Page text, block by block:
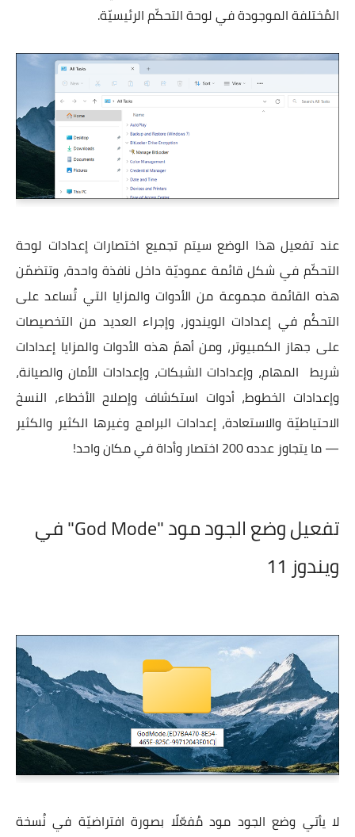
المُختلفة الموجودة في لوحة التحكّم الرئيسيّة.
عند تفعيل هذا الوضع سيتم تجميع اختصارات إعدادات لوحة
التحكّم في شكل قائمة عموديّة داخل نافذة واحدة، وتتضمّن
هذه القائمة مجموعة من الأدوات والمزايا التي تُساعد على
التحكُم في إعدادات الويندوز، وإجراء العديد من التخصيصات
على جهاز الكمبيوتر، ومن أهمّ هذه الأدوات والمزايا إعدادات
شريط المهام، وإعدادات الشبكات، وإعدادات الأمان والصيانة،
وإعدادات الخطوط، أدوات استكشاف وإصلاح الأخطاء، النسخ
الاحتياطيّة والاستعادة، إعدادات البرامج وغيرها الكثير والكثير
— ما يتجاوز عدده 200 اختصار وأداة في مكان واحد!
تفعيل وضع الجود مود "God Mode" في
ويندوز 11
لا يأتي وضع الجود مود مُفعّلًا بصورة افتراضيّة في نُسخة